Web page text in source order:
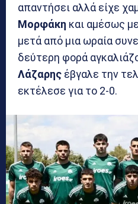
απαντήσει αλλά είχε
Μορφάκη και αμέσως
μετά από μια ωραία
δεύτερη φορά
Λάζαρης έβγαλε την
εκτέλεσε για το 2-0.